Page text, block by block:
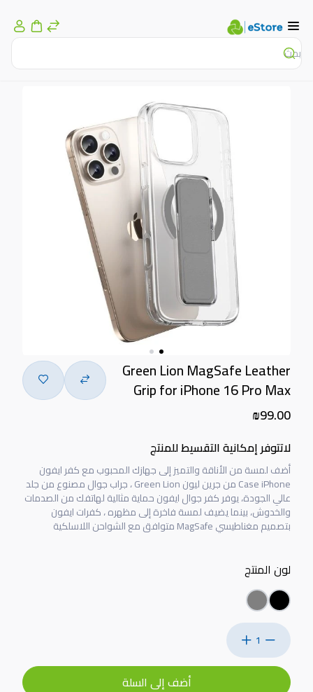
Green Lion MagSafe Leather
Grip for iPhone 16 Pro Max
₪99.00
لاتتوفر إمكانية التقسيط للمنتج
أضف لمسة من الأناقة والتميز إلى جهازك المحبوب مع كفر ايفون
Case iPhone من جرين ليون Green Lion ، جراب جوال مصنوع من جلد
عالي الجودة، يوفر كفر جوال ايفون حماية مثالية لهاتفك من الصدمات
والخدوش، بينما يضيف لمسة فاخرة إلى مظهره ، كفرات ايفون
بتصميم مغناطيسي MagSafe متوافق مع الشواحن اللاسلكية
لون المنتج
1
أضف إلى السلة